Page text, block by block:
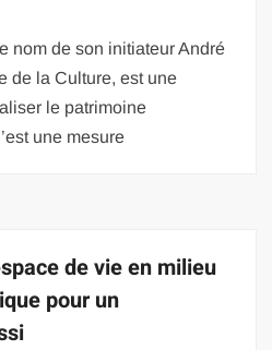
nom de son initiateur André
de la Culture, est une
le patrimoine
une mesure
de vie en milieu
pour un